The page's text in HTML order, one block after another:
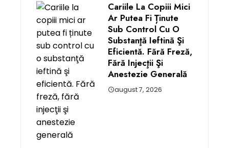
Cariile La Copiii Mici
Ar Putea Fi Ținute
Sub Control Cu O
Substanţă Ieftină Şi
Eficientă. Fără Freză,
Fără Injecţii Şi
Anestezie Generală
august 7, 2026